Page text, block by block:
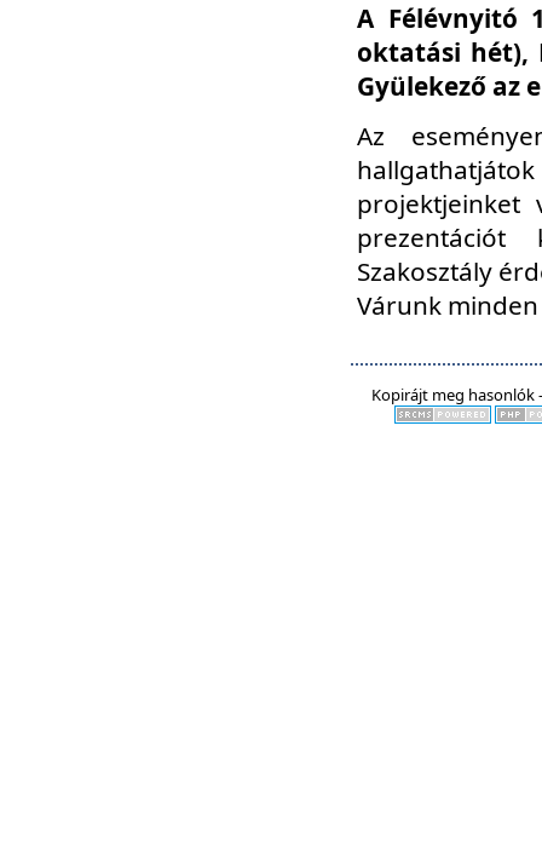
A Félévnyitó
oktatási hét),
Gyülekező az
Az
Szakosztály
Várunk
Kopirájt meg hasonlók